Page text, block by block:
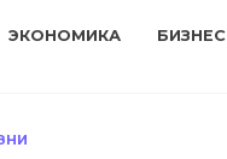
ЭКОНОМИКА БИЗНЕС